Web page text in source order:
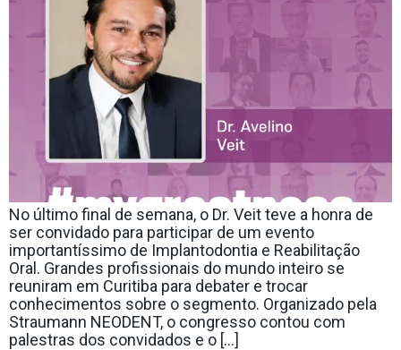
No último final de semana, o Dr. Veit teve a honra de
ser convidado para participar de um evento
importantíssimo de Implantodontia e Reabilitação
Oral. Grandes profissionais do mundo inteiro se
reuniram em Curitiba para debater e trocar
conhecimentos sobre o segmento. Organizado pela
Straumann NEODENT, o congresso contou com
palestras dos convidados e o […]